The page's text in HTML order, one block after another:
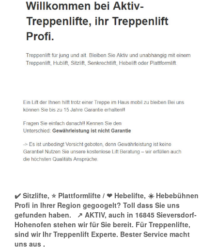
✔️ Sitzlifte, ⭐ Plattformlifte / ❤ Hebelifte, ☀️ Hebebühnen
Profi in Ihrer Region gegoogelt? Toll dass Sie uns
gefunden haben.
↗️ AKTIV, auch in 16845 Sieversdorf-
Hohenofen stehen wir für Sie bereit. Für Treppenlifte,
sind wir Ihr Treppenlift Experte. Bester Service macht
uns aus .